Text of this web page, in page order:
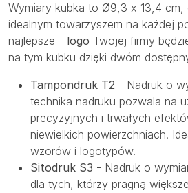
Wymiary kubka to Ø9,3 x 13,4 cm,
idealnym towarzyszem na każdej
najlepsze - logo Twojej firmy
na tym kubku dzięki dwóm
Tampondruk T2 - Nadruk o
technika nadruku pozwala na
precyzyjnych i trwałych
niewielkich powierzchniach.
wzorów i logotypów.
Sitodruk S3 - Nadruk o
dla tych, którzy pragną